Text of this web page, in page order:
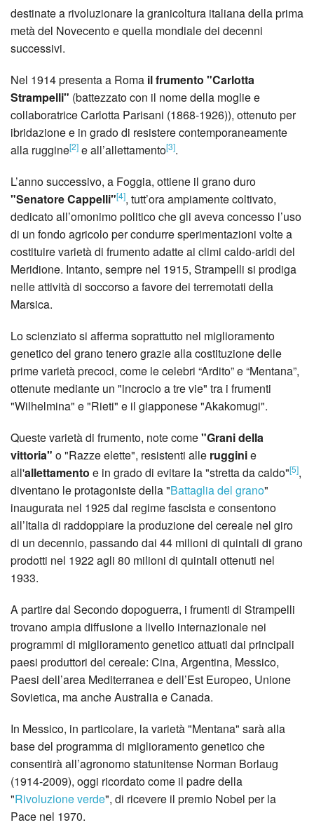
destinate a rivoluzionare la granicoltura italiana della prima
metà del Novecento e quella mondiale dei decenni
successivi.
Nel 1914 presenta a Roma il frumento "Carlotta
Strampelli" (battezzato con il nome della moglie e
collaboratrice Carlotta Parisani (1868-1926)), ottenuto per
ibridazione e in grado di resistere contemporaneamente
alla ruggine[2] e all’allettamento[3].
L’anno successivo, a Foggia, ottiene il grano duro
"Senatore Cappelli"[4], tutt’ora ampiamente coltivato,
dedicato all’omonimo politico che gli aveva concesso l’uso
di un fondo agricolo per condurre sperimentazioni volte a
costituire varietà di frumento adatte ai climi caldo-aridi del
Meridione. Intanto, sempre nel 1915, Strampelli si prodiga
nelle attività di soccorso a favore dei terremotati della
Marsica.
Lo scienziato si afferma soprattutto nel miglioramento
genetico del grano tenero grazie alla costituzione delle
prime varietà precoci, come le celebri “Ardito” e “Mentana”,
ottenute mediante un "incrocio a tre vie" tra i frumenti
"Wilhelmina" e "Rieti" e il giapponese "Akakomugi".
Queste varietà di frumento, note come"Grani della
vittoria" o "Razze elette", resistenti alle rugginie
all'allettamento e in grado di evitare la "stretta da caldo"[5],
diventano le protagoniste della "Battaglia del grano"
inaugurata nel 1925 dal regime fascista e consentono
all’Italia di raddoppiare la produzione del cereale nel giro
di un decennio, passando dai 44 milioni di quintali di grano
prodotti nel 1922 agli 80 milioni di quintali ottenuti nel
1933.
A partire dal Secondo dopoguerra, i frumenti di Strampelli
trovano ampia diffusione a livello internazionale nei
programmi di miglioramento genetico attuati dai principali
paesi produttori del cereale: Cina, Argentina, Messico,
Paesi dell’area Mediterranea e dell’Est Europeo, Unione
Sovietica, ma anche Australia e Canada.
In Messico, in particolare, la varietà "Mentana" sarà alla
base del programma di miglioramento genetico che
consentirà all’agronomo statunitense Norman Borlaug
(1914-2009), oggi ricordato come il padre della
"Rivoluzione verde", di ricevere il premio Nobel per la
Pace nel 1970.